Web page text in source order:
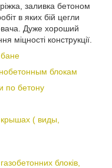
заливка бетоном
в яких бій цегли
Дуже хороший
міцності конструкції.
блокам
по бетону
( виды,
блоків,